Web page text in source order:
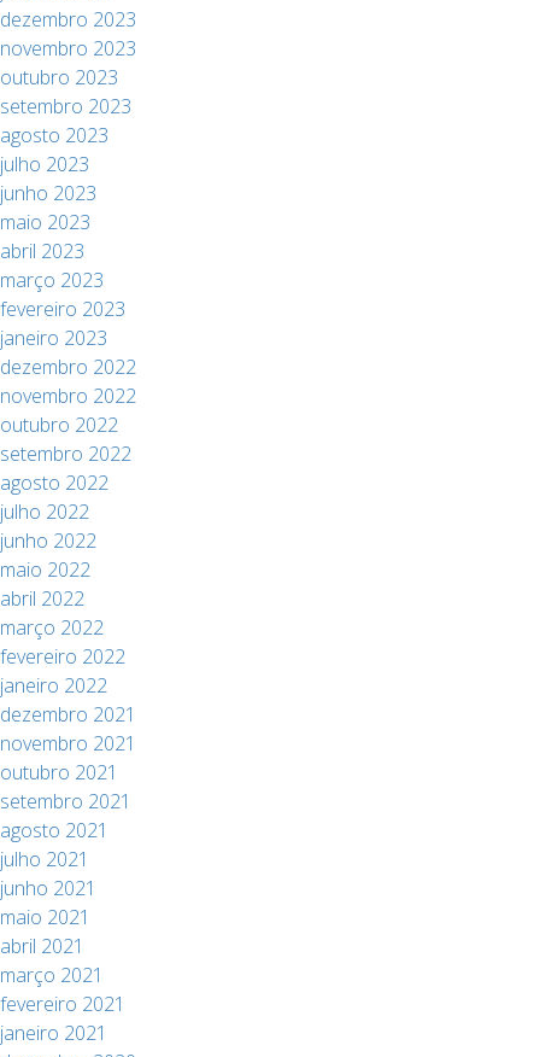
dezembro 2023
novembro 2023
outubro 2023
setembro 2023
agosto 2023
julho 2023
junho 2023
maio 2023
abril 2023
março 2023
fevereiro 2023
janeiro 2023
dezembro 2022
novembro 2022
outubro 2022
setembro 2022
agosto 2022
julho 2022
junho 2022
maio 2022
abril 2022
março 2022
fevereiro 2022
janeiro 2022
dezembro 2021
novembro 2021
outubro 2021
setembro 2021
agosto 2021
julho 2021
junho 2021
maio 2021
abril 2021
março 2021
fevereiro 2021
janeiro 2021